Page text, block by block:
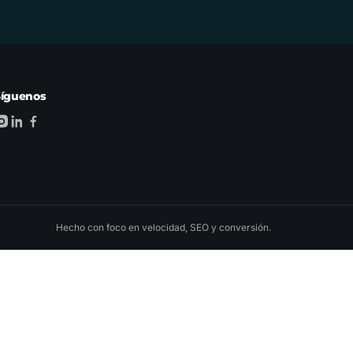
Hecho con foco en velocidad, SEO y conversión.